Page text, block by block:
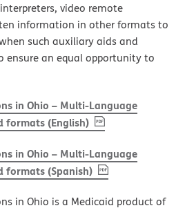
video remote
information in other formats to
such auxiliary aids and
ensure an equal opportunity to
in Ohio – Multi-Language
formats (English), PDF(opens in new
in Ohio – Multi-Language
formats (Spanish), PDF(opens in new
in Ohio is a Medicaid product of